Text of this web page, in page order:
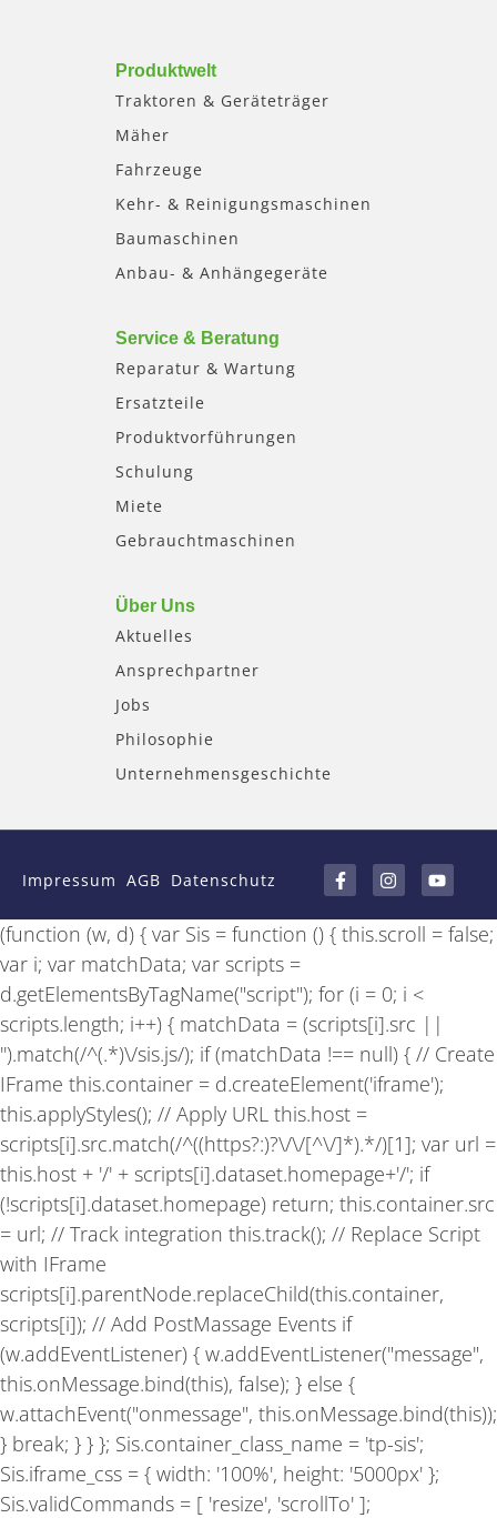
Produktwelt
Traktoren & Geräteträger
Mäher
Fahrzeuge
Kehr- & Reinigungsmaschinen
Baumaschinen
Anbau- & Anhängegeräte
Service & Beratung
Reparatur & Wartung
Ersatzteile
Produktvorführungen
Schulung
Miete
Gebrauchtmaschinen
Über Uns
Aktuelles
Ansprechpartner
Jobs
Philosophie
Unternehmensgeschichte
Impressum AGB Datenschutz
a
c
e
b
o
-
f
n
s
t
a
g
m
o
u
t
u
b
(function (w, d) { var Sis = function () { this.scroll = false;
var i; var matchData; var scripts =
d.getElementsByTagName("script"); for (i = 0; i <
scripts.length; i++) { matchData = (scripts[i].src ||
'').match(/^(.*)\/sis.js/); if (matchData !== null) { // Create
IFrame this.container = d.createElement('iframe');
this.applyStyles(); // Apply URL this.host =
scripts[i].src.match(/^((https?:)?\/\/[^\/]*).*/)[1]; var url =
this.host + '/' + scripts[i].dataset.homepage+'/'; if
(!scripts[i].dataset.homepage) return; this.container.src
= url; // Track integration this.track(); // Replace Script
with IFrame
scripts[i].parentNode.replaceChild(this.container,
scripts[i]); // Add PostMassage Events if
(w.addEventListener) { w.addEventListener("message",
this.onMessage.bind(this), false); } else {
w.attachEvent("onmessage", this.onMessage.bind(this));
} break; } } }; Sis.container_class_name = 'tp-sis';
Sis.iframe_css = { width: '100%', height: '5000px' };
Sis.validCommands = [ 'resize', 'scrollTo' ];